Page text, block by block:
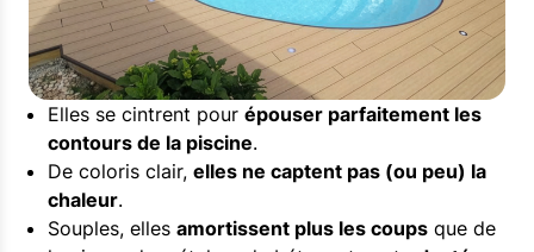
Elles se cintrent pour épouser parfaitement les
contours de la piscine.
De coloris clair, elles ne captent pas (ou peu) la
chaleur.
Souples, elles amortissent plus les coups que de